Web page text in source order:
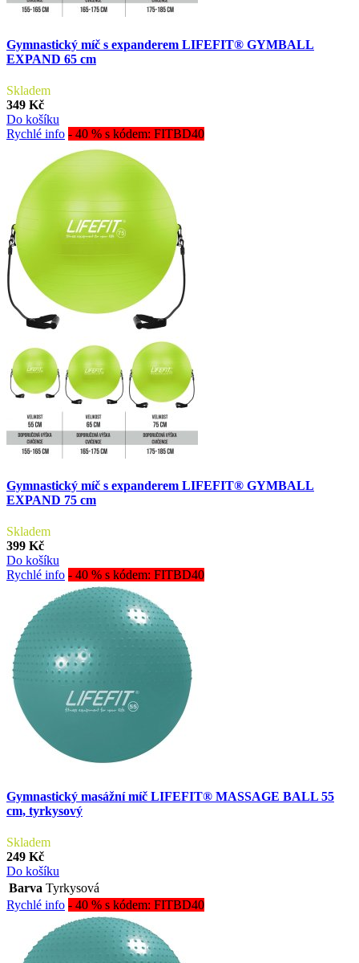
Gymnastický míč s expanderem LIFEFIT® GYMBALL
EXPAND 65 cm
Skladem
349 Kč
Do košíku
Rychlé info - 40 % s kódem: FITBD40
Gymnastický míč s expanderem LIFEFIT® GYMBALL
EXPAND 75 cm
Skladem
399 Kč
Do košíku
Rychlé info - 40 % s kódem: FITBD40
Gymnastický masážní míč LIFEFIT® MASSAGE BALL 55
cm, tyrkysový
Skladem
249 Kč
Do košíku
Barva Tyrkysová
Rychlé info - 40 % s kódem: FITBD40